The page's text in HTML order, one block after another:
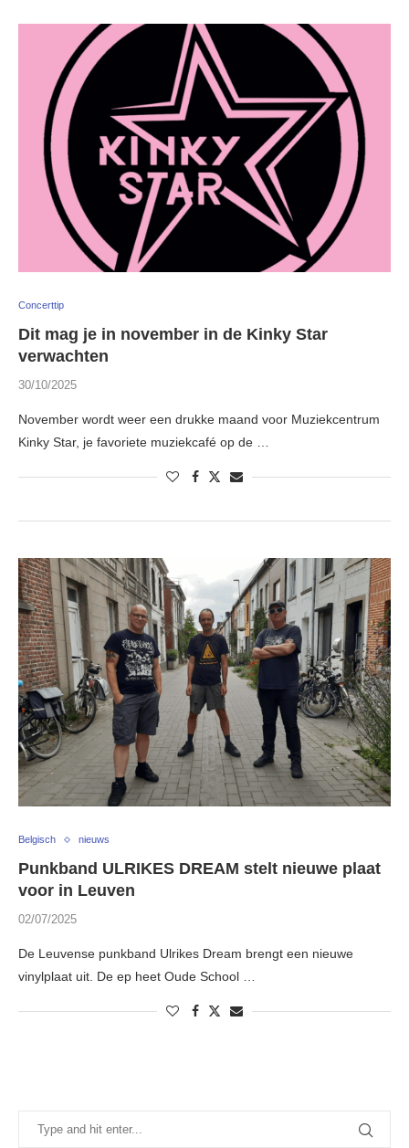
Concerttip
Dit mag je in november in de Kinky Star
verwachten
30/10/2025
November wordt weer een drukke maand voor Muziekcentrum
Kinky Star, je favoriete muziekcafé op de …
Belgisch nieuws
Punkband ULRIKES DREAM stelt nieuwe plaat
voor in Leuven
02/07/2025
De Leuvense punkband Ulrikes Dream brengt een nieuwe
vinylplaat uit. De ep heet Oude School …